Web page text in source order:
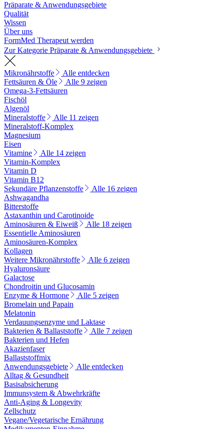
Präparate & Anwendungsgebiete
Qualität
Wissen
Über uns
FormMed Therapeut werden
Zur Kategorie Präparate & Anwendungsgebiete
Mikronährstoffe
Alle entdecken
Fettsäuren & Öle
Alle 9 zeigen
Omega-3-Fettsäuren
Fischöl
Algenöl
Mineralstoffe
Alle 11 zeigen
Mineralstoff-Komplex
Magnesium
Eisen
Vitamine
Alle 14 zeigen
Vitamin-Komplex
Vitamin D
Vitamin B12
Sekundäre Pflanzenstoffe
Alle 16 zeigen
Ashwagandha
Bitterstoffe
Astaxanthin und Carotinoide
Aminosäuren & Eiweiß
Alle 18 zeigen
Essentielle Aminosäuren
Aminosäuren-Komplex
Kollagen
Weitere Mikronährstoffe
Alle 6 zeigen
Hyaluronsäure
Galactose
Chondroitin und Glucosamin
Enzyme & Hormone
Alle 5 zeigen
Bromelain und Papain
Melatonin
Verdauungsenzyme und Laktase
Bakterien & Ballaststoffe
Alle 7 zeigen
Bakterien und Hefen
Akazienfaser
Ballaststoffmix
Anwendungsgebiete
Alle entdecken
Alltag & Gesundheit
Basisabsicherung
Immunsystem & Abwehrkräfte
Anti-Aging & Longevity
Zellschutz
Vegane/Vegetarische Ernährung